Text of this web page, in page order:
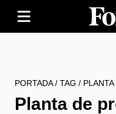
PORTADA/ TAG /
Planta de